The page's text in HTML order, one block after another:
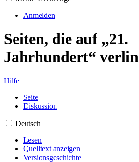
Anmelden
Seiten, die auf „21.
Jahrhundert“
Hilfe
Seite
Diskussion
Deutsch
Lesen
Quelltext anzeigen
Versionsgeschichte